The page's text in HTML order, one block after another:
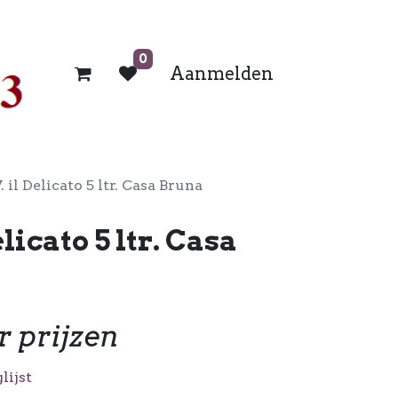
0
Aanmelden
il Delicato 5 ltr. Casa Bruna
5 ltr. Casa
prijzen